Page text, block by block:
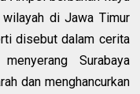
di Jawa Timur
disebut dalam cerita
Surabaya
dan menghancurkan